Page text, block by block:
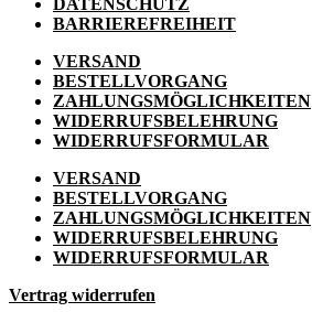
DATENSCHUTZ
BARRIEREFREIHEIT
VERSAND
BESTELLVORGANG
ZAHLUNGSMÖGLICHKEITEN
WIDERRUFSBELEHRUNG
WIDERRUFSFORMULAR
VERSAND
BESTELLVORGANG
ZAHLUNGSMÖGLICHKEITEN
WIDERRUFSBELEHRUNG
WIDERRUFSFORMULAR
Vertrag widerrufen